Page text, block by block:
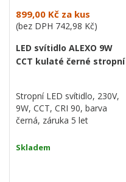
899,00 Kč za kus
(bez DPH 742,98 Kč)
LED svítidlo ALEXO 9W
CCT kulaté černé stropní
Stropní LED svítidlo, 230V,
9W, CCT, CRI 90, barva
černá, záruka 5 let
Skladem